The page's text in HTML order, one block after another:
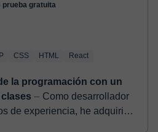
prueba gratuita
CSS HTML React
la programación con un
⏤ Como desarrollador
de experiencia, he adquirido